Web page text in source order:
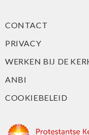
CONTACT
PRIVACY
WERKEN BIJ DE
ANBI
COOKIEBELEID